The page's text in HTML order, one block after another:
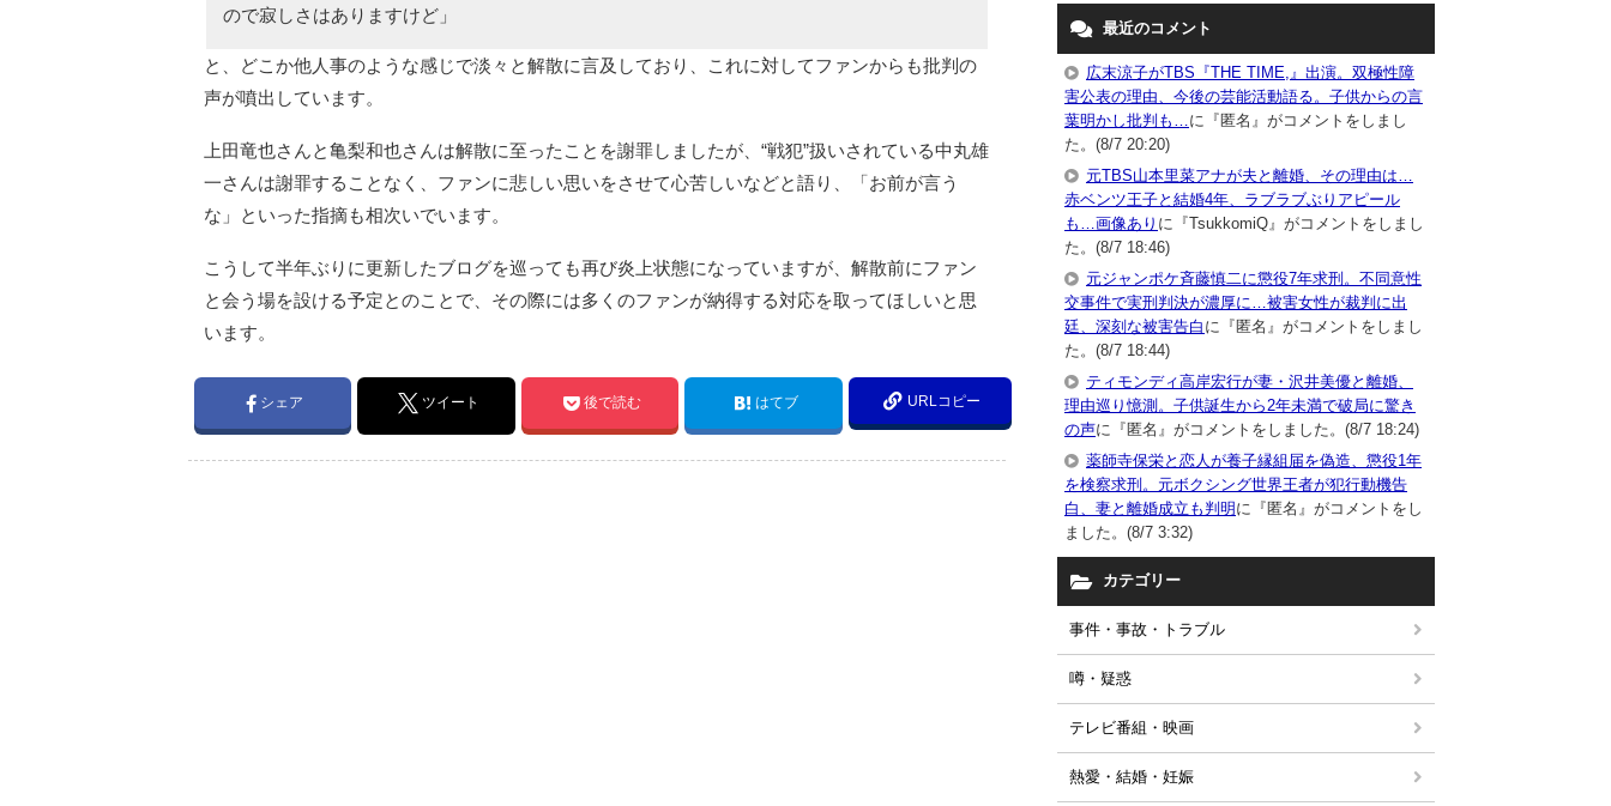
ので寂しさはありますけど」
と、どこか他人事のような感じで淡々と解散に言及しており、これに対してファンからも批判の
声が噴出しています。
上田竜也さんと亀梨和也さんは解散に至ったことを謝罪しましたが、“戦犯”扱いされている中丸雄
一さんは謝罪することなく、ファンに悲しい思いをさせて心苦しいなどと語り、「お前が言う
な」といった指摘も相次いでいます。
こうして半年ぶりに更新したブログを巡っても再び炎上状態になっていますが、解散前にファン
と会う場を設ける予定とのことで、その際には多くのファンが納得する対応を取ってほしいと思
います。
シェア ツイート 後で読む はてブ URLコピー
最近のコメント
広末涼子がTBS『THE TIME,』出演。双極性障
害公表の理由、今後の芸能活動語る。子供からの言
葉明かし批判も… に『匿名』がコメントをしまし
た。(8/7 20:20)
元TBS山本里菜アナが夫と離婚、その理由は…
赤ベンツ王子と結婚4年、ラブラブぶりアピール
も…画像あり に『TsukkomiQ』がコメントをしまし
た。(8/7 18:46)
元ジャンポケ斉藤慎二に懲役7年求刑。不同意性
交事件で実刑判決が濃厚に…被害女性が裁判に出
廷、深刻な被害告白 に『匿名』がコメントをしまし
た。(8/7 18:44)
ティモンディ高岸宏行が妻・沢井美優と離婚、
理由巡り憶測。子供誕生から2年未満で破局に驚き
の声に『匿名』がコメントをしました。(8/7 18:24)
薬師寺保栄と恋人が養子縁組届を偽造、懲役1年
を検察求刑。元ボクシング世界王者が犯行動機告
白、妻と離婚成立も判明に『匿名』がコメントをし
ました。(8/7 3:32)
カテゴリー
事件・事故・トラブル
噂・疑惑
テレビ番組・映画
熱愛・結婚・妊娠